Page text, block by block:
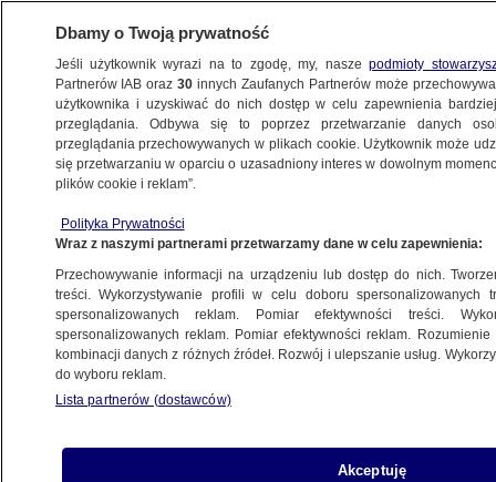
BIZNES
Z KRAJU
na to nie stać"
14.03.2024, 07:59
Udostępnij
Dbamy o Twoją prywatność
Jeśli użytkownik wyrazi na to zgodę, my, naszepodmioty
Partnerów IAB oraz30 innych Zaufanych Partnerów może
użytkownika i uzyskiwać do nich dostęp w celu zapewnienia
przeglądania. Odbywa się to poprzez przetwarzanie danych
przeglądania przechowywanych w plikach cookie. Użytkownik może
się przetwarzaniu w oparciu o uzasadniony interes w dowolnym
plików cookie i reklam”.
Polityka Prywatności
Wraz z naszymi partnerami przetwarzamy dane w celu zapewnienia:
Przechowywanie informacji na urządzeniu lub dostęp do nich.
treści. Wykorzystywanie profili w celu doboru spersonalizowanych
spersonalizowanych reklam. Pomiar efektywności treści.
spersonalizowanych reklam. Pomiar efektywności reklam.
kombinacji danych z różnych źródeł. Rozwój i ulepszanie usług.
do wyboru reklam.
Lista partnerów (dostawców)
Akceptuję